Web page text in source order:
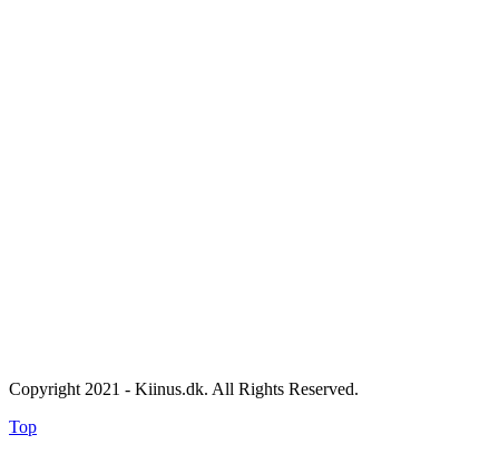
Copyright 2021 - Kiinus.dk. All Rights Reserved.
Top